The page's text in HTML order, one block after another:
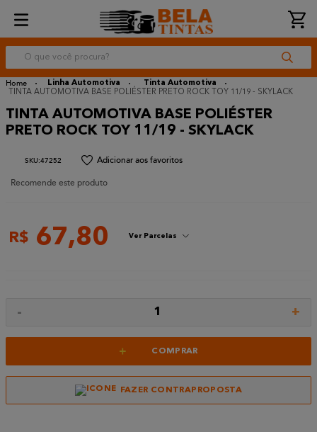
O que você procura?
Linha Automotiva
Tinta Automotiva
TINTA AUTOMOTIVA BASE POLIÉSTER PRETO ROCK TOY 11/19 - SKYLACK
TINTA AUTOMOTIVA BASE POLIÉSTER
PRETO ROCK TOY 11/19 - SKYLACK
:47252
Recomende este produto
R$ 67,80 Ver Parcelas
- 1 +
+ COMPRAR
FAZER CONTRAPROPOSTA